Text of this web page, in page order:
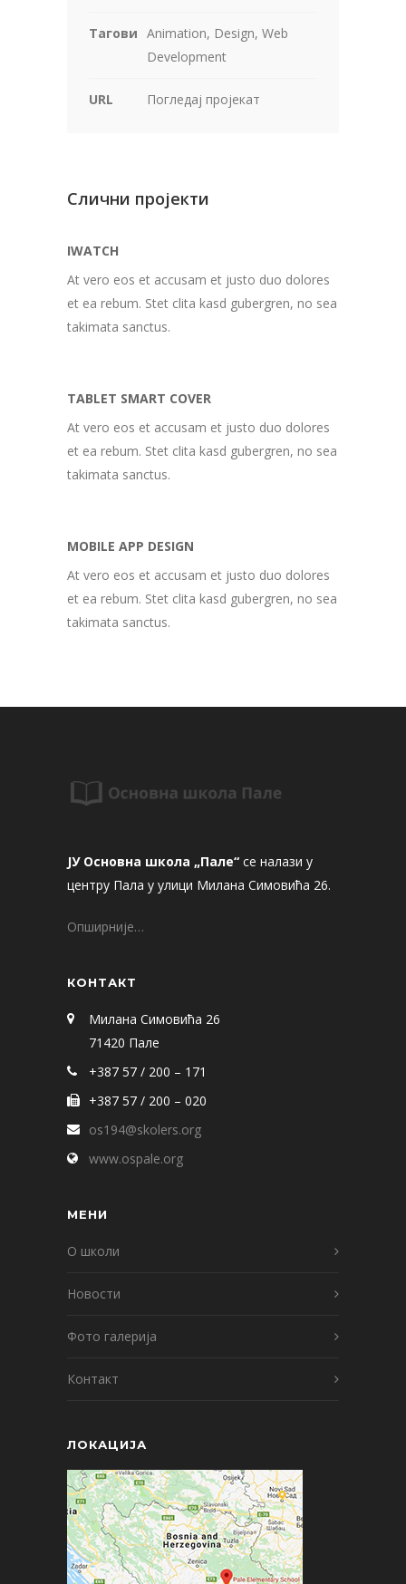
Тагови Animation, Design, Web
Development
URL Погледај пројекат
Слични пројекти
IWATCH
At vero eos et accusam et justo duo dolores
et ea rebum. Stet clita kasd gubergren, no sea
takimata sanctus.
TABLET SMART COVER
At vero eos et accusam et justo duo dolores
et ea rebum. Stet clita kasd gubergren, no sea
takimata sanctus.
MOBILE APP DESIGN
At vero eos et accusam et justo duo dolores
et ea rebum. Stet clita kasd gubergren, no sea
takimata sanctus.
ЈУ Основна школа „Пале“ се налази у
центру Пала у улици Милана Симовића 26.
Опширније…
КОНТАКТ
Милана Симовића 26
71420 Пале
+387 57 / 200 – 171
+387 57 / 200 – 020
os194@skolers.org
www.ospale.org
МЕНИ
О школи
Новости
Фото галерија
Контакт
ЛОКАЦИЈА